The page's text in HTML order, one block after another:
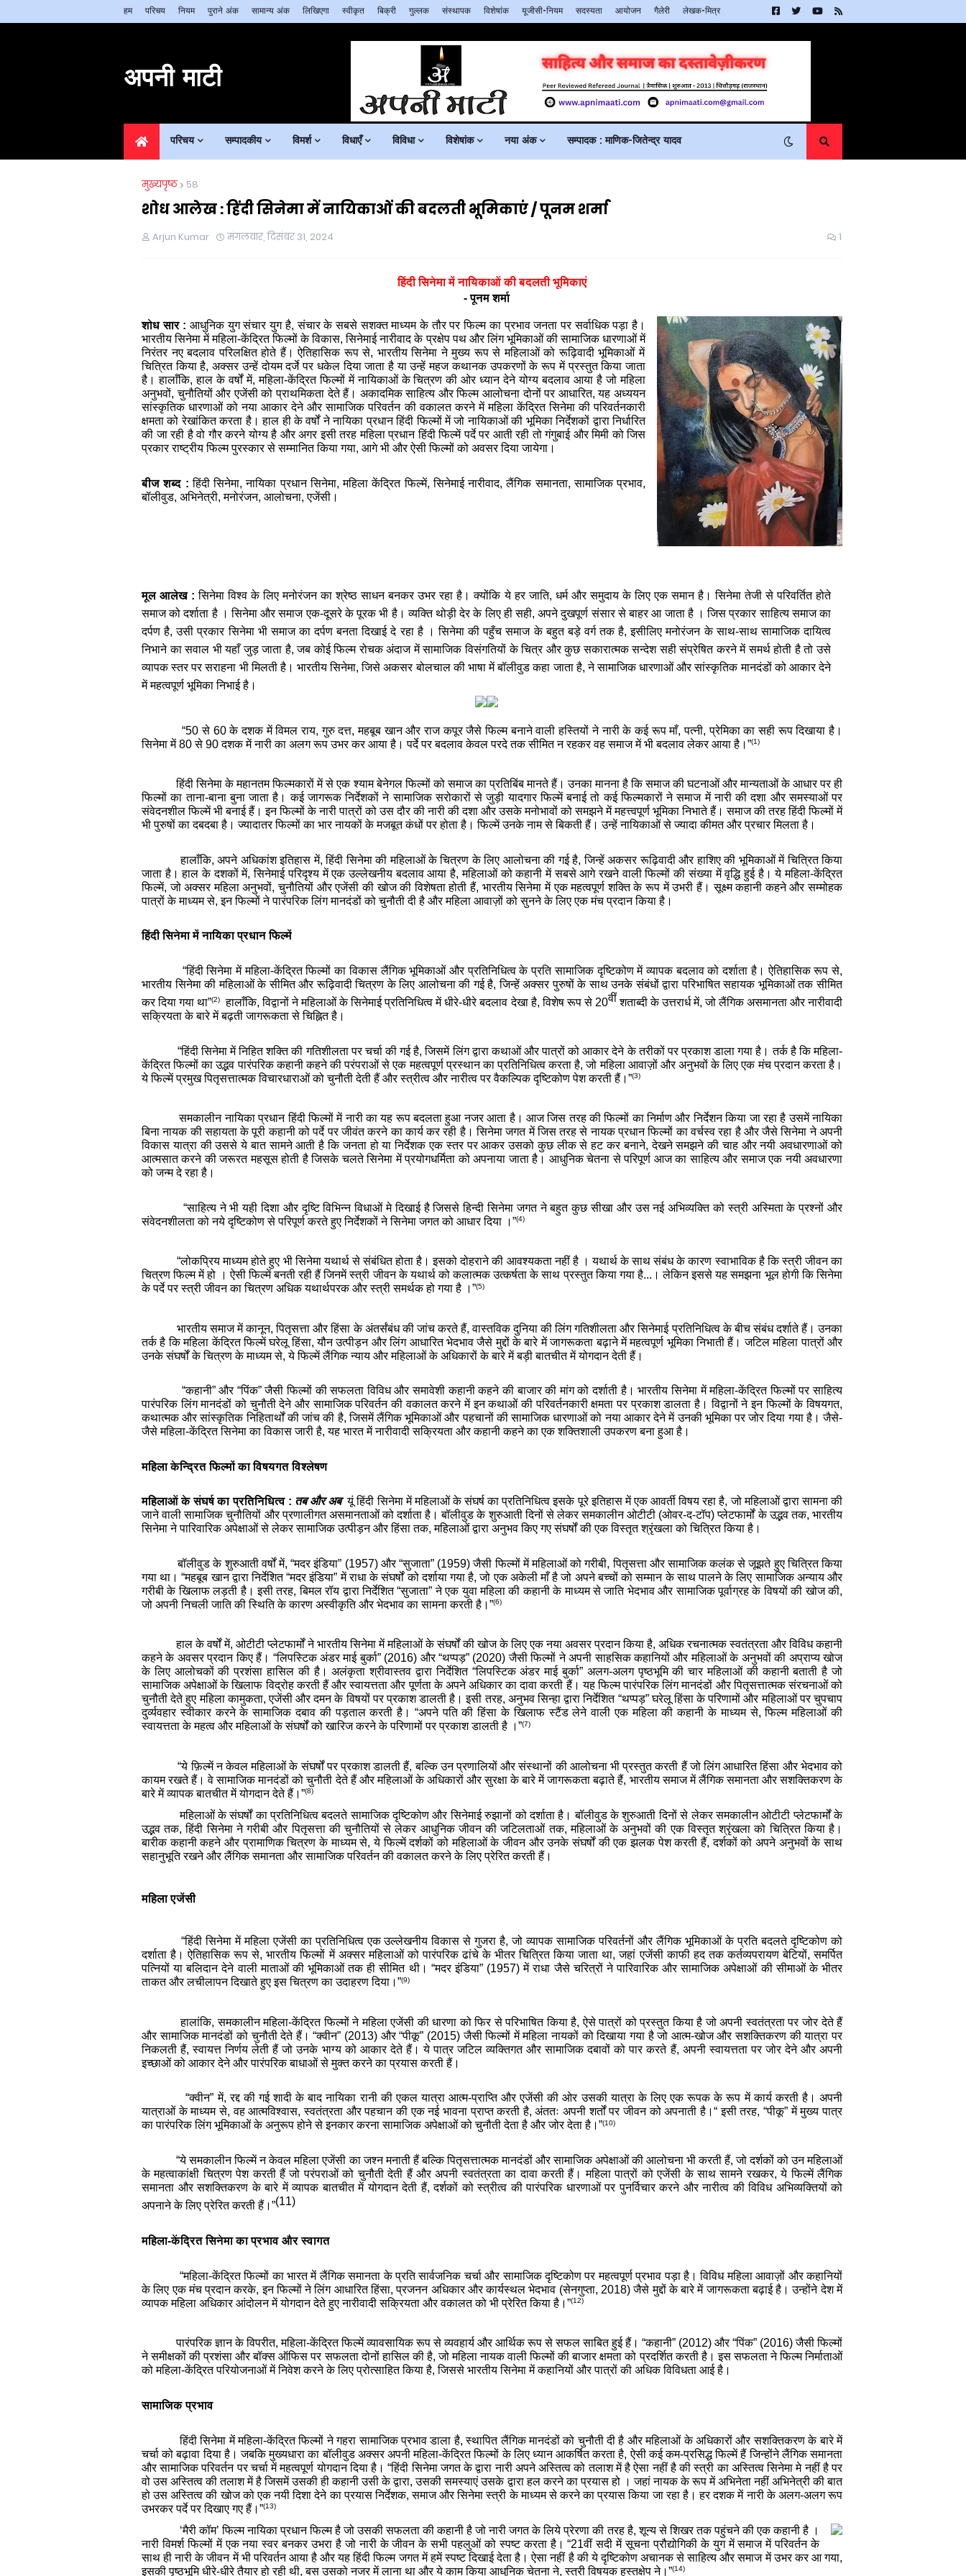
हम परिचय नियम पुराने अंक सामान्य अंक लिखिएगा स्वीकृत बिक्री गुल्लक संस्थापक विशेषांक यूजीसी-नियम सदस्यता आयोजन गैलेरी लेखक-मित्र
अपनी माटी
परिचय सम्पादकीय विमर्श विधाएँ विविधा विशेषांक नया अंक सम्पादक : माणिक-जितेन्द्र यादव
मुख्यपृष्ठ 58
शोध आलेख : हिंदी सिनेमा में नायिकाओं की बदलती भूमिकाएं / पूनम शर्मा
Arjun Kumar मंगलवार, दिसंबर 31, 2024 1
हिंदी सिनेमा में नायिकाओं की बदलती भूमिकाएं
-पूनम शर्मा
शोध सार :आधुनिक युग संचार युग है, संचार के सबसे सशक्त माध्यम के तौर पर फिल्म का प्रभाव जनता परसर्वाधिक पड़ा है।
भारतीय सिनेमा में महिला-केंद्रित फिल्मों के विकास, सिनेमाई नारीवाद के प्रक्षेप पथ और लिंग भूमिकाओं की सामाजिकधारणाओं में
निरंतर नए बदलाव परिलक्षित होते हैं।ऐतिहासिक रूप से, भारतीय सिनेमा ने मुख्य रूप से महिलाओं को रूढ़िवादी भूमिकाओं में
चित्रित किया है,अक्सरउन्हें दोयम दर्जे पर धकेल दिया जाता है या उन्हें महज कथानक उपकरणों के रूप में प्रस्तुत किया जाता
है। हालाँकि, हाल के वर्षों में, महिला-केंद्रित फिल्मों में नायिकाओं के चित्रण की ओर ध्यान देने योग्य बदलाव आया है जो महिला
अनुभवों, चुनौतियों और एजेंसी को प्राथमिकता देते हैं। अकादमिक साहित्य और फिल्म आलोचना दोनों पर आधारित, यह अध्ययन
सांस्कृतिक धारणाओं को नया आकार देने और सामाजिक परिवर्तन की वकालत करने में महिला केंद्रित सिनेमा की परिवर्तनकारी
क्षमता को रेखांकित करता है। हाल ही के वर्षों ने नायिका प्रधान हिंदी फिल्मों में जो नायिकाओं की भूमिका निर्देशकों द्वारा निर्धारित
की जा रही है वो गौर करने योग्य है और अगर इसी तरह महिला प्रधान हिंदी फिल्में पर्दे पर आती रही तो गंगुबाई और मिमी को जिस
प्रकार राष्ट्रीय फिल्म पुरस्कार से सम्मानित किया गया, आगे भी और ऐसी फिल्मों को अवसर दिया जायेगा।
बीज शब्द : हिंदीसिनेमा, नायिका प्रधान सिनेमा, महिला केंद्रित फिल्में, सिनेमाई नारीवाद, लैंगिक समानता, सामाजिक प्रभाव,
बॉलीवुड, अभिनेत्री, मनोरंजन, आलोचना, एजेंसी।
मूल आलेख :सिनेमा विश्व के लिए मनोरंजन का श्रेष्ठ साधन बनकर उभर रहा है। क्योंकि ये हर जाति, धर्म और समुदाय के लिए एक समान है। सिनेमा तेजी से परिवर्तित होते
समाज को दर्शाता है । सिनेमा और समाज एक-दूसरे के पूरक भी है। व्यक्ति थोड़ी देर के लिए ही सही, अपने दुखपूर्ण संसार से बाहर आ जाता है । जिस प्रकार साहित्य समाज का
दर्पण है, उसी प्रकार सिनेमा भी समाज का दर्पण बनता दिखाई दे रहा है । सिनेमा की पहुँच समाज के बहुत बड़े वर्ग तक है, इसीलिए मनोरंजन के साथ-साथ सामाजिक दायित्व
निभाने का सवाल भी यहाँ जुड़ जाता है, जब कोई फिल्म रोचक अंदाज में सामाजिक विसंगतियों के चित्र और कुछ सकारात्मक सन्देश सही संप्रेषित करने में समर्थ होती है तो उसे
व्यापक स्तर पर सराहना भी मिलती है। भारतीय सिनेमा, जिसेअकसरबोलचाल की भाषा में बॉलीवुड कहा जाता है, ने सामाजिक धारणाओं और सांस्कृतिक मानदंडों को आकार देने
में महत्वपूर्ण भूमिका निभाई है।
“50से 60के दशक में विमल राय, गुरु दत्त, महबूब खान और राज कपूर जैसे फिल्म बनाने वाली हस्तियों ने नारी के कई रूप माँ, पत्नी, प्रेमिका का सही रूप दिखाया है।
सिनेमा में80से 90 दशक में नारी का अलग रूप उभर कर आया है। पर्दे पर बदलाव केवल परदे तक सीमित न रहकर वह समाज में भी बदलाव लेकर आया है।”(1)
हिंदी सिनेमा के महानतम फिल्मकारों में से एक श्याम बेनेगल फिल्मों को समाज का प्रतिबिंब मानते हैं। उनका मानना है कि समाज की घटनाओं और मान्यताओं के आधार पर ही
फिल्मों का ताना-बाना बुना जाता है। कई जागरूक निर्देशकों ने सामाजिक सरोकारों से जुड़ी यादगार फिल्में बनाई तो कई फिल्मकारों ने समाज में नारी की दशा और समस्याओं पर
संवेदनशील फिल्में भी बनाई हैं। इन फिल्मों के नारी पात्रों को उस दौर की नारी की दशा और उसके मनोभावों को समझने में महत्त्वपूर्ण भूमिका निभाते हैं। समाज की तरह हिंदी फिल्मों में
भी पुरुषों का दबदबा है। ज्यादातर फिल्मों का भार नायकों के मजबूत कंधों पर होता है। फिल्में उनके नाम से बिकती हैं। उन्हें नायिकाओं से ज्यादा कीमत और प्रचार मिलता है।
हालाँकि, अपने अधिकांश इतिहास में, हिंदी सिनेमा की महिलाओं के चित्रण के लिए आलोचना की गई है, जिन्हेंअकसररूढ़िवादी और हाशिए की भूमिकाओं में चित्रित किया
जाता है। हाल के दशकों में, सिनेमाई परिदृश्य में एक उल्लेखनीय बदलाव आया है, महिलाओं को कहानी में सबसे आगे रखने वाली फिल्मों की संख्या में वृद्धि हुई है। ये महिला-केंद्रित
फिल्में, जो अक्सर महिला अनुभवों, चुनौतियों और एजेंसी की खोज की विशेषता होती हैं, भारतीय सिनेमा में एक महत्वपूर्ण शक्ति के रूप में उभरी हैं। सूक्ष्म कहानी कहने और सम्मोहक
पात्रों के माध्यम से, इन फिल्मों ने पारंपरिक लिंग मानदंडों को चुनौती दी है और महिला आवाज़ों को सुनने के लिए एक मंच प्रदान किया है।
हिंदी सिनेमामेंनायिका प्रधान फिल्में
“हिंदी सिनेमा में महिला-केंद्रित फिल्मों का विकास लैंगिक भूमिकाओं और प्रतिनिधित्व के प्रति सामाजिक दृष्टिकोण में व्यापक बदलाव को दर्शाता है। ऐतिहासिक रूप से,
भारतीय सिनेमा की महिलाओं के सीमित और रूढ़िवादी चित्रण के लिए आलोचना की गई है, जिन्हें अक्सर पुरुषों के साथ उनके संबंधों द्वारा परिभाषित सहायक भूमिकाओं तक सीमित
कर दिया गया था”(2) हालाँकि, विद्वानों ने महिलाओं के सिनेमाई प्रतिनिधित्व में धीरे-धीरे बदलाव देखा है, विशेष रूप से 20वींशताब्दी के उत्तरार्ध में, जो लैंगिक असमानता और नारीवादी
सक्रियता के बारे में बढ़ती जागरूकता से चिह्नित है।
“हिंदी सिनेमा में निहित शक्ति की गतिशीलता पर चर्चा की गई है, जिसमें लिंग द्वारा कथाओं और पात्रों को आकार देने के तरीकों पर प्रकाश डाला गया है। तर्क है कि महिला-
केंद्रित फिल्मों का उद्भव पारंपरिक कहानी कहने की परंपराओं से एक महत्वपूर्ण प्रस्थान का प्रतिनिधित्व करता है, जो महिला आवाज़ों और अनुभवों के लिए एक मंच प्रदान करता है।
ये फिल्में प्रमुख पितृसत्तात्मक विचारधाराओं को चुनौती देती हैं और स्त्रीत्व और नारीत्व पर वैकल्पिक दृष्टिकोण पेश करती हैं।”(3)
समकालीन नायिका प्रधान हिंदी फिल्मों में नारी का यह रूप बदलता हुआ नजर आता है। आज जिस तरह की फिल्मों का निर्माण और निर्देशन किया जा रहा हैउसमेंनायिका
बिना नायक की सहायता के पूरी कहानी को पर्दे पर जीवंत करने का कार्य कर रही है। सिनेमा जगत में जिस तरह से नायक प्रधान फिल्मों का वर्चस्व रहा है और जैसे सिनेमा ने अपनी
विकास यात्रा की उससे ये बात सामने आती है कि जनता हो या निर्देशक एक स्तर पर आकर उसको कुछ लीक से हट कर बनाने, देखने समझने की चाह और नयी अवधारणाओं को
आत्मसात करने की जरूरत महसूस होती है जिसके चलते सिनेमा में प्रयोगधर्मिता को अपनाया जाता है। आधुनिक चेतना से परिपूर्ण आज का साहित्य और समाज एक नयी अवधारणा
को जन्म दे रहा है।
“साहित्य ने भी यही दिशा और दृष्टि विभिन्न विधाओं मे दिखाई है जिससे हिन्दी सिनेमा जगत ने बहुत कुछ सीखा और उस नई अभिव्यक्ति को स्त्री अस्मिता के प्रश्नों और
संवेदनशीलता को नये दृष्टिकोण से परिपूर्ण करते हुए निर्देशकों ने सिनेमा जगत को आधार दिया ।”(4)
“लोकप्रिय माध्यम होते हुए भी सिनेमा यथार्थ से संबंधित होता है। इसको दोहराने की आवश्यकता नहीं है । यथार्थ के साथ संबंध के कारण स्वाभाविक है कि स्त्री जीवन का
चित्रण फिल्म में हो । ऐसी फिल्में बनती रही हैं जिनमें स्त्री जीवन के यथार्थ को कलात्मक उत्कर्षता के साथ प्रस्तुत किया गया है...। लेकिन इससे यह समझना भूल होगी कि सिनेमा
के पर्दे पर स्त्री जीवन का चित्रण अधिक यथार्थपरक और स्त्री समर्थक हो गया है ।”(5)
भारतीय समाज में कानून, पितृसत्ता और हिंसा के अंतर्संबंध की जांच करते हैं, वास्तविक दुनिया की लिंग गतिशीलता और सिनेमाई प्रतिनिधित्व के बीच संबंध दर्शाते हैं। उनका
तर्क है कि महिला केंद्रित फिल्में घरेलू हिंसा, यौन उत्पीड़न और लिंग आधारित भेदभाव जैसे मुद्दों के बारे में जागरूकता बढ़ाने में महत्वपूर्ण भूमिका निभाती हैं। जटिल महिला पात्रों और
उनके संघर्षों के चित्रण के माध्यम से, ये फिल्में लैंगिक न्याय और महिलाओं के अधिकारों के बारे में बड़ी बातचीत में योगदान देती हैं।
“कहानी” और “पिंक” जैसी फिल्मों की सफलता विविध और समावेशी कहानी कहने की बाजार की मांग को दर्शाती है। भारतीय सिनेमा में महिला-केंद्रित फिल्मों पर साहित्य
पारंपरिक लिंग मानदंडों को चुनौती देने और सामाजिक परिवर्तन की वकालत करने में इन कथाओं की परिवर्तनकारी क्षमता पर प्रकाश डालता है। विद्वानों ने इन फिल्मों के विषयगत,
कथात्मक और सांस्कृतिक निहितार्थों की जांच की है, जिसमें लैंगिक भूमिकाओं और पहचानों की सामाजिक धारणाओं को नया आकार देने में उनकी भूमिका पर जोर दिया गया है। जैसे-
जैसे महिला-केंद्रित सिनेमा का विकास जारी है, यह भारत में नारीवादी सक्रियता और कहानी कहने का एक शक्तिशाली उपकरण बना हुआ है।
महिला केन्द्रित फिल्मों का विषयगत विश्लेषण
महिलाओं के संघर्ष का प्रतिनिधित्व : तब और अब यूं हिंदी सिनेमा में महिलाओं के संघर्ष का प्रतिनिधित्व इसके पूरे इतिहास में एक आवर्ती विषय रहा है, जो महिलाओं द्वारा सामना की
जाने वाली सामाजिक चुनौतियों और प्रणालीगत असमानताओं को दर्शाता है। बॉलीवुड के शुरुआती दिनों से लेकर समकालीन ओटीटी (ओवर-द-टॉप) प्लेटफार्मों के उद्भव तक, भारतीय
सिनेमा ने पारिवारिक अपेक्षाओं से लेकर सामाजिक उत्पीड़न और हिंसा तक, महिलाओं द्वारा अनुभव किए गए संघर्षों की एक विस्तृत श्रृंखला को चित्रित किया है।
बॉलीवुड के शुरुआती वर्षों में, “मदर इंडिया” (1957) और “सुजाता” (1959) जैसी फिल्मों में महिलाओं को गरीबी, पितृसत्ता और सामाजिक कलंक से जूझते हुए चित्रित किया
गया था। “महबूब खान द्वारा निर्देशित “मदर इंडिया” में राधा के संघर्षों को दर्शाया गया है, जो एक अकेली माँ है जो अपने बच्चों को सम्मान के साथ पालने के लिए सामाजिक अन्याय और
गरीबी के खिलाफ लड़ती है। इसी तरह, बिमल रॉय द्वारा निर्देशित “सुजाता” ने एक युवा महिला की कहानी के माध्यम से जाति भेदभाव और सामाजिक पूर्वाग्रह के विषयों की खोज की,
जो अपनी निचली जाति की स्थिति के कारण अस्वीकृति और भेदभाव का सामना करती है।”(6)
हाल के वर्षों में, ओटीटी प्लेटफार्मों ने भारतीय सिनेमा में महिलाओं के संघर्षों की खोज के लिए एक नया अवसर प्रदान किया है, अधिक रचनात्मक स्वतंत्रता और विविध कहानी
कहने के अवसर प्रदान किए हैं। “लिपस्टिक अंडर माई बुर्का” (2016) और “थप्पड़” (2020) जैसी फिल्मों ने अपनी साहसिक कहानियों और महिलाओं के अनुभवों की अप्राप्य खोज
के लिए आलोचकों की प्रशंसा हासिल की है।अलंकृता श्रीवास्तव द्वारा निर्देशित “लिपस्टिक अंडर माई बुर्का” अलग-अलग पृष्ठभूमि की चार महिलाओं की कहानी बताती है जो
सामाजिक अपेक्षाओं के खिलाफ विद्रोह करती हैं और स्वायत्तता और पूर्णता के अपने अधिकार का दावा करती हैं। यह फिल्म पारंपरिक लिंग मानदंडों और पितृसत्तात्मक संरचनाओं को
चुनौती देते हुए महिला कामुकता, एजेंसी और दमन के विषयों पर प्रकाश डालती है। इसी तरह, अनुभव सिन्हा द्वारा निर्देशित “थप्पड़” घरेलू हिंसा के परिणामों और महिलाओं पर चुपचाप
दुर्व्यवहार स्वीकार करने के सामाजिक दबाव की पड़ताल करती है। “अपने पति की हिंसा के खिलाफ स्टैंड लेने वाली एक महिला की कहानी के माध्यम से, फिल्म महिलाओं की
स्वायत्तता के महत्व और महिलाओं के संघर्षों को खारिज करने के परिणामों पर प्रकाश डालती है ।”(7)
“ये फ़िल्में न केवल महिलाओं के संघर्षों पर प्रकाश डालती हैं, बल्कि उन प्रणालियों और संस्थानों की आलोचना भी प्रस्तुत करती हैं जो लिंग आधारित हिंसा और भेदभाव को
कायम रखते हैं। वे सामाजिक मानदंडों को चुनौती देते हैं और महिलाओं के अधिकारों और सुरक्षा के बारे में जागरूकता बढ़ाते हैं, भारतीय समाज में लैंगिक समानता और सशक्तिकरण के
बारे में व्यापक बातचीत में योगदान देते हैं।”(8)
महिलाओं के संघर्षों का प्रतिनिधित्व बदलते सामाजिक दृष्टिकोण और सिनेमाई रुझानों को दर्शाता है। बॉलीवुड के शुरुआती दिनों से लेकर समकालीन ओटीटी प्लेटफार्मों के
उद्भव तक, हिंदी सिनेमा ने गरीबी और पितृसत्ता की चुनौतियों से लेकर आधुनिक जीवन की जटिलताओं तक, महिलाओं के अनुभवों की एक विस्तृत श्रृंखला को चित्रित किया है।
बारीक कहानी कहने और प्रामाणिक चित्रण के माध्यम से, ये फिल्में दर्शकों को महिलाओं के जीवन और उनके संघर्षों की एक झलक पेश करती हैं, दर्शकों को अपने अनुभवों के साथ
सहानुभूति रखने और लैंगिक समानता और सामाजिक परिवर्तन की वकालत करने के लिए प्रेरित करती हैं।
महिला एजेंसी
“हिंदी सिनेमा में महिला एजेंसी का प्रतिनिधित्व एक उल्लेखनीय विकास से गुजरा है, जो व्यापक सामाजिक परिवर्तनों और लैंगिक भूमिकाओं के प्रति बदलते दृष्टिकोण को
दर्शाता है। ऐतिहासिक रूप से, भारतीय फिल्मों में अक्सर महिलाओं को पारंपरिक ढांचे के भीतर चित्रित किया जाता था, जहां एजेंसी काफी हद तक कर्तव्यपरायण बेटियों, समर्पित
पत्नियों या बलिदान देने वाली माताओं की भूमिकाओं तक ही सीमित थी। “मदर इंडिया” (1957) में राधा जैसे चरित्रों ने पारिवारिक और सामाजिक अपेक्षाओं की सीमाओं के भीतर
ताकत और लचीलापन दिखाते हुए इस चित्रण का उदाहरण दिया । ”(9)
हालांकि, समकालीन महिला-केंद्रित फिल्मों ने महिला एजेंसी की धारणा को फिर से परिभाषित किया है, ऐसे पात्रों को प्रस्तुत किया है जो अपनी स्वतंत्रता पर जोर देते हैं
और सामाजिक मानदंडों को चुनौती देते हैं। “क्वीन” (2013) और “पीकू” (2015) जैसी फिल्मों में महिला नायकों को दिखाया गया है जो आत्म-खोज और सशक्तिकरण की यात्रा पर
निकलती हैं, स्वायत्त निर्णय लेती हैं जो उनके भाग्य को आकार देते हैं। ये पात्र जटिल व्यक्तिगत और सामाजिक दबावों को पार करते हैं, अपनी स्वायत्तता पर जोर देने और अपनी
इच्छाओं को आकार देने और पारंपरिक बाधाओं से मुक्त करने का प्रयास करती हैं।
“क्वीन” में, रद्द की गई शादी के बाद नायिका रानी की एकल यात्रा आत्म-प्राप्ति और एजेंसी की ओर उसकी यात्रा के लिए एक रूपक के रूप में कार्य करती है। अपनी
यात्राओं के माध्यम से, वह आत्मविश्वास, स्वतंत्रता और पहचान की एक नई भावना प्राप्त करती है, अंततः अपनी शर्तों पर जीवन को अपनाती है।“ इसी तरह, “पीकू” में मुख्य पात्र
का पारंपरिक लिंग भूमिकाओं के अनुरूप होने सेइनकारकरना सामाजिक अपेक्षाओं को चुनौती देता है और जोर देता है । ”(10)
“ये समकालीन फिल्में न केवल महिला एजेंसी का जश्न मनाती हैं बल्कि पितृसत्तात्मक मानदंडों और सामाजिक अपेक्षाओं की आलोचना भी करती हैं, जो दर्शकों को उन महिलाओं
के महत्वाकांक्षी चित्रण पेश करती हैं जो परंपराओं को चुनौती देती हैं और अपनी स्वतंत्रता का दावा करती हैं। महिला पात्रों को एजेंसी के साथ सामने रखकर, ये फिल्में लैंगिक
समानता और सशक्तिकरण के बारे में व्यापक बातचीत में योगदान देती हैं, दर्शकों को स्त्रीत्व की पारंपरिक धारणाओं पर पुनर्विचार करने और नारीत्व की विविध अभिव्यक्तियों को
अपनाने के लिए प्रेरित करती हैं।”(11)
महिला-केंद्रित सिनेमा का प्रभाव और स्वागत
“महिला-केंद्रित फिल्मों का भारत में लैंगिक समानता के प्रति सार्वजनिक चर्चा और सामाजिक दृष्टिकोण पर महत्वपूर्ण प्रभाव पड़ा है। विविध महिला आवाज़ों और कहानियों
के लिए एक मंच प्रदान करके, इन फिल्मों ने लिंग आधारित हिंसा, प्रजनन अधिकार और कार्यस्थल भेदभाव (सेनगुप्ता, 2018) जैसे मुद्दों के बारे में जागरूकता बढ़ाई है। उन्होंने देश में
व्यापक महिला अधिकार आंदोलन में योगदान देते हुए नारीवादी सक्रियता और वकालत को भी प्रेरित किया है।”(12)
पारंपरिक ज्ञान के विपरीत, महिला-केंद्रित फिल्में व्यावसायिक रूप से व्यवहार्य और आर्थिक रूप से सफल साबित हुई हैं। “कहानी” (2012) और “पिंक” (2016) जैसी फिल्मों
ने समीक्षकों की प्रशंसा और बॉक्स ऑफिस पर सफलता दोनों हासिल की है, जो महिला नायक वाली फिल्मों की बाजार क्षमता को प्रदर्शित करती है। इस सफलता ने फिल्म निर्माताओं
को महिला-केंद्रित परियोजनाओं में निवेश करने के लिए प्रोत्साहित किया है, जिससे भारतीय सिनेमा में कहानियों और पात्रों की अधिक विविधता आई है।
सामाजिक प्रभाव
हिंदी सिनेमा में महिला-केंद्रित फिल्मों ने गहरा सामाजिक प्रभाव डाला है, स्थापित लैंगिक मानदंडों को चुनौती दी है और महिलाओं के अधिकारों और सशक्तिकरण के बारे में
चर्चा को बढ़ावा दिया है। जबकि मुख्यधारा का बॉलीवुड अक्सर अपनी महिला-केंद्रित फिल्मों के लिए ध्यान आकर्षित करता है, ऐसी कई कम-प्रसिद्ध फिल्में हैं जिन्होंने लैंगिक समानता
और सामाजिक परिवर्तन पर चर्चा में महत्वपूर्ण योगदान दिया है।“हिंदी सिनेमा जगत के द्वारा नारी अपने अस्तित्व को तलाश में है ऐसा नहीं है की स्त्री का अस्तित्व सिनेमा मे नहीं है पर
वो उस अस्तित्व की तलाश में है जिसमें उसकी ही कहानी उसी के द्वारा, उसकी समस्याएं उसके द्वारा हल करने का प्रयास हो । जहां नायक के रूप में अभिनेता नहीं अभिनेत्री की बात
हो उस अस्तित्व की खोज को एक नयी दिशा देने का प्रयास निर्देशक, समाज और सिनेमा स्त्री के माध्यम से करने का प्रयास किया जा रहा है। हर दशक में नारी के अलग-अलग रूप
उभरकर पर्दे पर दिखाए गए हैं।”(13)
‘मैरी कॉम’ फिल्म नायिका प्रधान फिल्म है जो उसकी सफलता की कहानी है जो नारी जगत के लिये प्रेरणा की तरह है, शून्य से शिखर तक पहुंचने की एक कहानी है ।
नारी विमर्श फिल्मों में एक नया स्वर बनकर उभरा है जो नारी के जीवन के सभी पहलुओं को स्पष्ट करता है। “21वीं सदी में सूचना प्रौद्योगिकी के युग में समाज में परिवर्तन के
साथ ही नारी के जीवन में भी परिवर्तन आया है और यह हिंदी फिल्म जगत में हमें स्पष्ट दिखाई देता है। ऐसा नहीं है की ये दृष्टिकोण अचानक से साहित्य और समाज में उभर कर आ गया,
इसकी पृष्ठभूमि धीरे-धीरे तैयार हो रही थी, बस उसको नजर में लाना था और ये काम किया आधुनिक चेतना ने, स्त्री विषयक हस्तक्षेप ने।”(14)